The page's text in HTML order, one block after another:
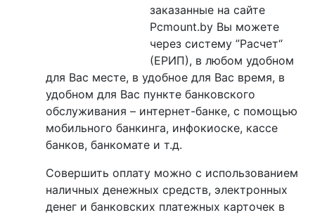
заказанные на сайте
Pcmount.by Вы можете
через систему ”Расчет“
(ЕРИП), в любом удобном
для Вас месте, в удобное для Вас время, в
удобном для Вас пункте банковского
обслуживания – интернет-банке, с помощью
мобильного банкинга, инфокиоске, кассе
банков, банкомате и т.д.
Совершить оплату можно с использованием
наличных денежных средств, электронных
денег и банковских платежных карточек в